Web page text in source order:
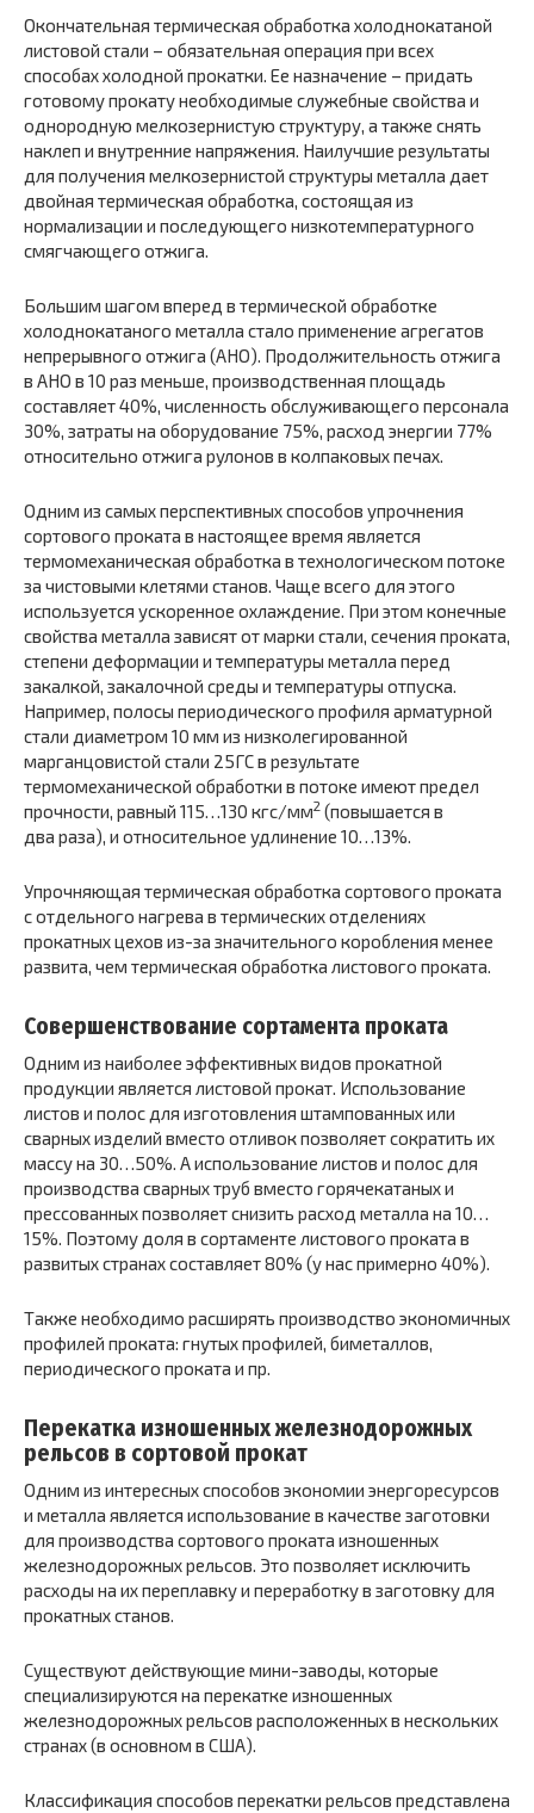
Окончательная термическая обработка холоднокатаной
листовой стали – обязательная операция при всех
способах холодной прокатки. Ее назначение – придать
готовому прокату необходимые служебные свойства и
однородную мелкозернистую структуру, а также снять
наклеп и внутренние напряжения. Наилучшие результаты
для получения мелкозернистой структуры металла дает
двойная термическая обработка, состоящая из
нормализации и последующего низкотемпературного
смягчающего отжига.
Большим шагом вперед в термической обработке
холоднокатаного металла стало применение агрегатов
непрерывного отжига (АНО). Продолжительность отжига
в АНО в 10 раз меньше, производственная площадь
составляет 40%, численность обслуживающего персонала
30%, затраты на оборудование 75%, расход энергии 77%
относительно отжига рулонов в колпаковых печах.
Одним из самых перспективных способов упрочнения
сортового проката в настоящее время является
термомеханическая обработка в технологическом потоке
за чистовыми клетями станов. Чаще всего для этого
используется ускоренное охлаждение. При этом конечные
свойства металла зависят от марки стали, сечения проката,
степени деформации и температуры металла перед
закалкой, закалочной среды и температуры отпуска.
Например, полосы периодического профиля арматурной
стали диаметром 10 мм из низколегированной
марганцовистой стали 25ГС в результате
термомеханической обработки в потоке имеют предел
прочности, равный 115…130 кгс/мм2 (повышается в
два раза), и относительное удлинение 10…13%.
Упрочняющая термическая обработка сортового проката
с отдельного нагрева в термических отделениях
прокатных цехов из-за значительного коробления менее
развита, чем термическая обработка листового проката.
Совершенствование сортамента проката
Одним из наиболее эффективных видов прокатной
продукции является листовой прокат. Использование
листов и полос для изготовления штампованных или
сварных изделий вместо отливок позволяет сократить их
массу на 30…50%. А использование листов и полос для
производства сварных труб вместо горячекатаных и
прессованных позволяет снизить расход металла на 10…
15%. Поэтому доля в сортаменте листового проката в
развитых странах составляет 80% (у нас примерно 40%).
Также необходимо расширять производство экономичных
профилей проката: гнутых профилей, биметаллов,
периодического проката и пр.
Перекатка изношенных железнодорожных
рельсов в сортовой прокат
Одним из интересных способов экономии энергоресурсов
и металла является использование в качестве заготовки
для производства сортового проката изношенных
железнодорожных рельсов. Это позволяет исключить
расходы на их переплавку и переработку в заготовку для
прокатных станов.
Существуют действующие мини-заводы, которые
специализируются на перекатке изношенных
железнодорожных рельсов расположенных в нескольких
странах (в основном в США).
Классификация способов перекатки рельсов представлена